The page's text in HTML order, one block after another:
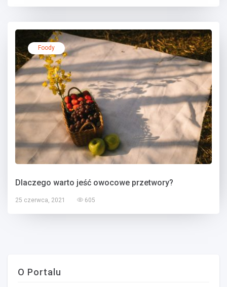
Foody
Dlaczego warto jeść owocowe przetwory?
25 czerwca, 2021 605
O Portalu